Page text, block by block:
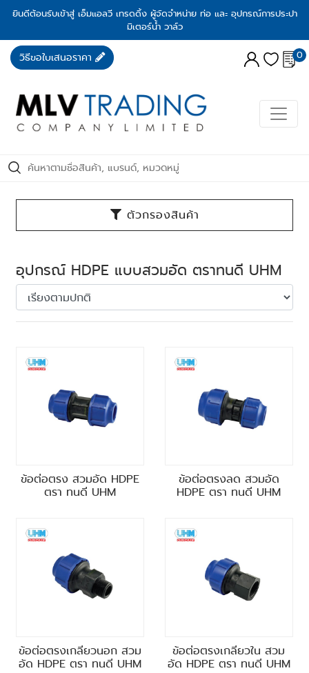
ยินดีต้อนรับเข้าสู่ เอ็มแอลวี เทรดดิ้ง ผู้จัดจำหน่าย ท่อ และ อุปกรณ์การประปา
มิเตอร์น้ำ วาล์ว
วิธีขอใบเสนอราคา 0
ตัวกรองสินค้า
อุปกรณ์ HDPE แบบสวมอัด ตราทนดี UHM
ข้อต่อตรง สวมอัด HDPE
ตรา ทนดี UHM
ข้อต่อตรงลด สวมอัด
HDPE ตรา ทนดี UHM
ข้อต่อตรงเกลียวนอก สวม
อัด HDPE ตรา ทนดี UHM
ข้อต่อตรงเกลียวใน สวม
อัด HDPE ตรา ทนดี UHM